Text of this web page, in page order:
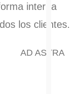
interna
los clientes.